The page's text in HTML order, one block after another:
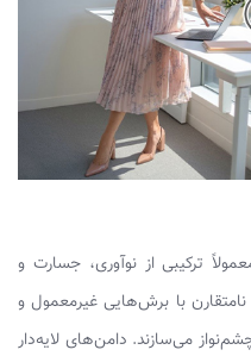
ترکیبی از نوآوری، جسارت و
با برش‌هایی غیرمعمول و
می‌سازند. دامن‌های لایه‌دار